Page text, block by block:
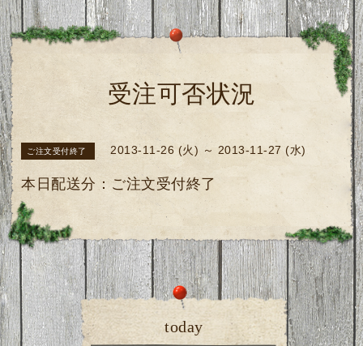
受注可否状況
ご注文受付終了 2013-11-26 (火) ～ 2013-11-27 (水)
本日配送分：ご注文受付終了
today